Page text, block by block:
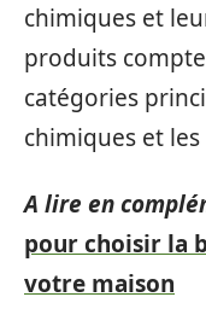
chimiques et
produits
catégories
chimiques et
A lire en
pour choisir la
votre maison